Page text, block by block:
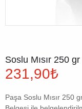
Soslu Mısır 250
231,90₺
Paşa Soslu Mısır 250